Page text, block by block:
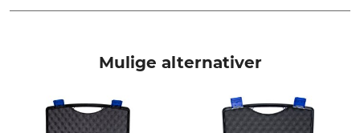
MA 21-L Pro
Mulige alternativer